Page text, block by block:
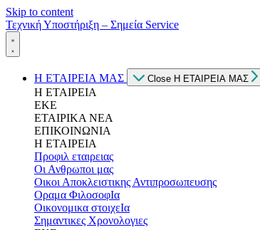
Skip to content
Τεχνική Υποστήριξη – Σημεία Service
Η ΕΤΑΙΡΕΙΑ ΜΑΣ Close Η ΕΤΑΙΡΕΙΑ ΜΑΣ
Η ΕΤΑΙΡΕΙΑ
ΕΚΕ
ΕΤΑΙΡΙΚΑ ΝΕΑ
ΕΠΙΚΟΙΝΩΝΙΑ
Η ΕΤΑΙΡΕΙΑ
Προφιλ εταιρειας
Οι Ανθρωποι μας
Οικοι Αποκλειστικης Αντιπροσωπευσης
Οραμα ΦιλοσοφΙα
Οικονομικα στοιχεΙα
Σημαντικες Χρονολογιες